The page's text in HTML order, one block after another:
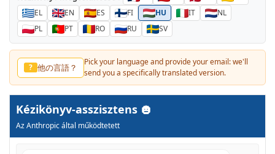
EL
EN ES FI HU IT
NL
PL
PT RO RU SV
? 他の言語？
Pick your language and provide your email: we'll
send you a specifically translated version.
Kézikönyv-asszisztens
Az Anthropic által működtetett